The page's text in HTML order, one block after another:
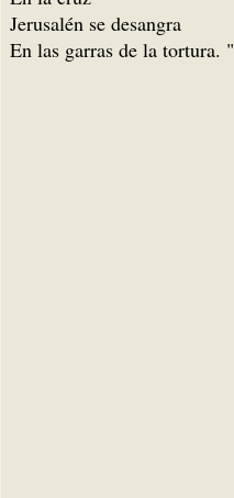
Jerusalén se desangra
En las garras de la tortura. "